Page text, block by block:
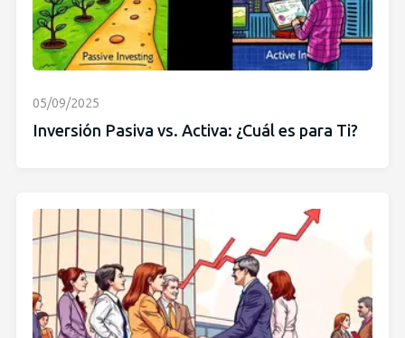
05/09/2025
Inversión Pasiva vs. Activa: ¿Cuál es para Ti?